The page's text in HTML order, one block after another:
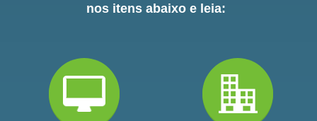
nos itens abaixo e leia: